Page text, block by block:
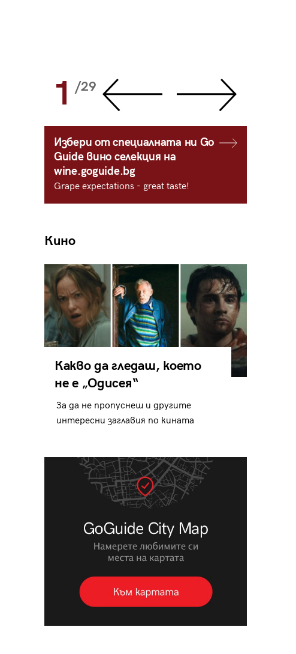
1 /29
Избери от специалната ни Go
Guide вино селекция на
wine.goguide.bg
Grape expectations - great taste!
Кино
Какво да гледаш, което
не е „Одисея“
За да не пропуснеш и другите
интересни заглавия по кината